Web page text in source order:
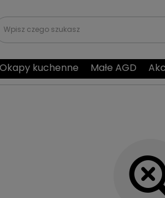
Okapy kuchenne Małe AGD